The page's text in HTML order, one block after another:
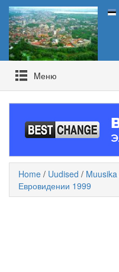
Mеню
Home / Uudised / Muusika
Евровидении 1999